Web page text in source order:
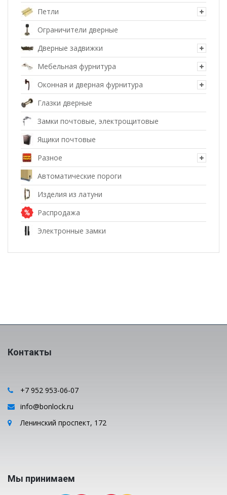
Петли
Ограничители дверные
Дверные задвижки
Мебельная фурнитура
Оконная и дверная фурнитура
Глазки дверные
Замки почтовые, электрощитовые
Ящики почтовые
Разное
Автоматические пороги
Изделия из латуни
Распродажа
Электронные замки
Контакты
+7 952 953-06-07
info@bonlock.ru
Ленинский проспект, 172
Мы принимаем